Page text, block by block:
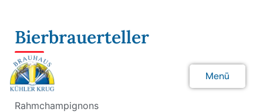
Menü
Bierbrauerteller
20.90 €
Schweinelende an Käsespätzle mit
Rahmchampignons